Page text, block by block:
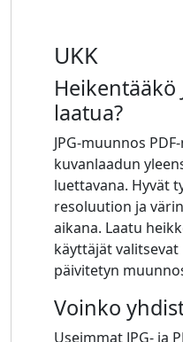
UKK
Heikentääkö
laatua?
JPG-muunnos
kuvanlaadun
luettavana. Hyvät
resoluution ja
aikana. Laatu
käyttäjät
päivitetyn
Voinko
Useimmat JPG- ja